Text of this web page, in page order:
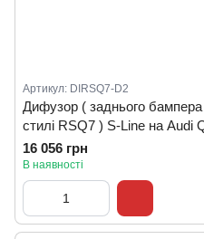
Артикул: DIRSQ7-D2
Дифузор ( заднього
стилі RSQ7 ) S-Line на Audi
16 056 грн
В наявності